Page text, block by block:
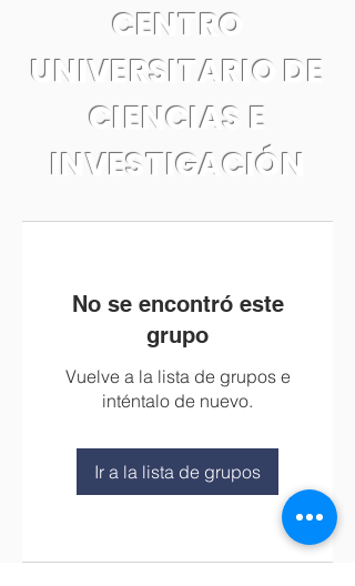
CENTRO
UNIVERSITARIO DE
CIENCIAS E
INVESTIGACIÓN
No se encontró este
grupo
Vuelve a la lista de grupos e
inténtalo de nuevo.
Ir a la lista de grupos